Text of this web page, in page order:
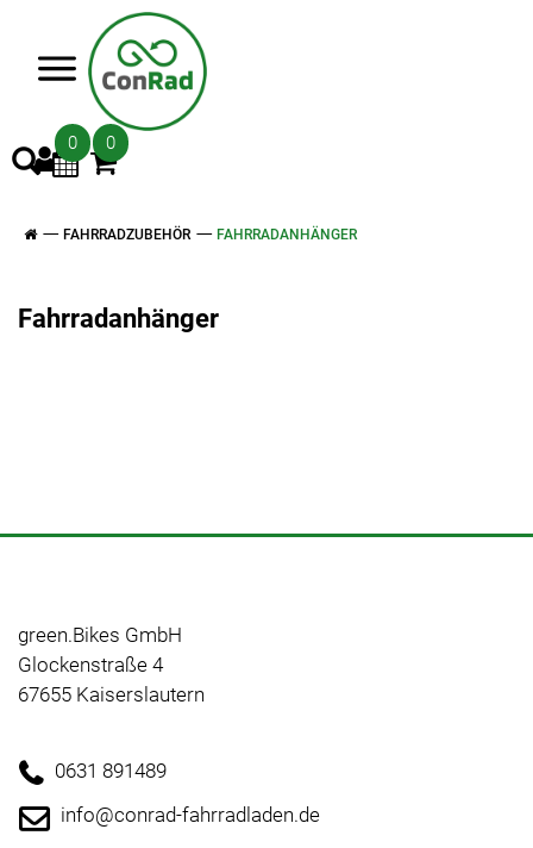
0 0
FAHRRADZUBEHÖR FAHRRADANHÄNGER
Fahrradanhänger
green.Bikes GmbH
Glockenstraße 4
67655 Kaiserslautern
0631 891489
info@conrad-fahrradladen.de